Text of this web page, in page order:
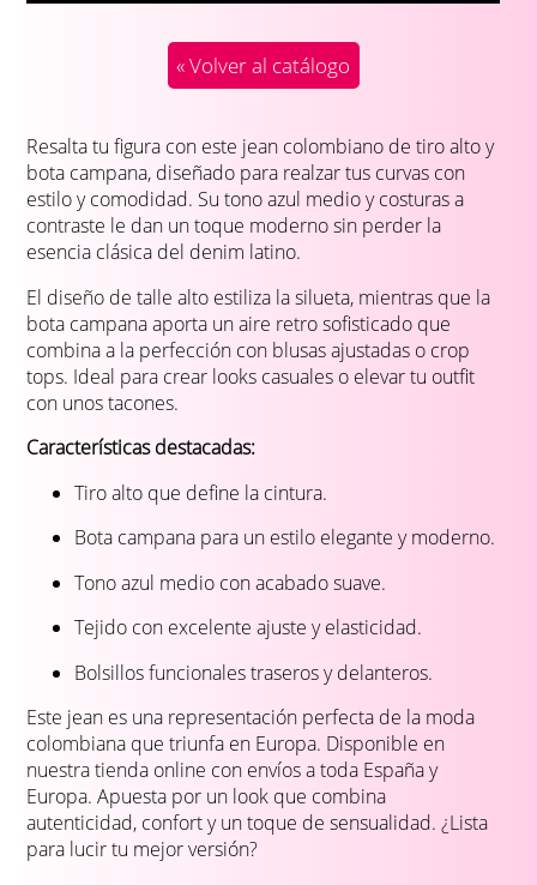
« Volver al catálogo
Resalta tu figura con este jean colombiano de tiro alto y
bota campana, diseñado para realzar tus curvas con
estilo y comodidad. Su tono azul medio y costuras a
contraste le dan un toque moderno sin perder la
esencia clásica del denim latino.
El diseño de talle alto estiliza la silueta, mientras que la
bota campana aporta un aire retro sofisticado que
combina a la perfección con blusas ajustadas o crop
tops. Ideal para crear looks casuales o elevar tu outfit
con unos tacones.
Características destacadas:
Tiro alto que define la cintura.
Bota campana para un estilo elegante y moderno.
Tono azul medio con acabado suave.
Tejido con excelente ajuste y elasticidad.
Bolsillos funcionales traseros y delanteros.
Este jean es una representación perfecta de la moda
colombiana que triunfa en Europa. Disponible en
nuestra tienda online con envíos a toda España y
Europa. Apuesta por un look que combina
autenticidad, confort y un toque de sensualidad. ¿Lista
para lucir tu mejor versión?